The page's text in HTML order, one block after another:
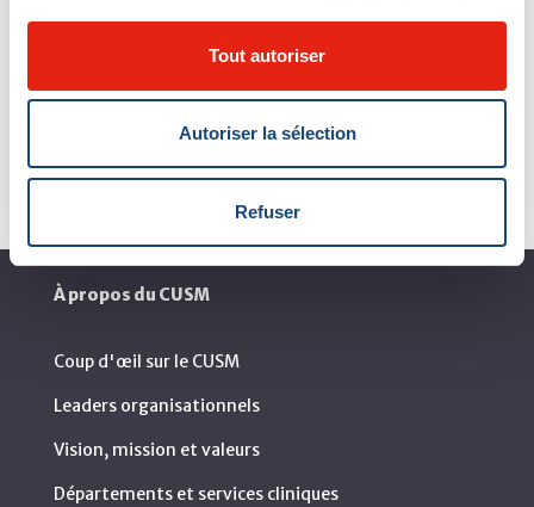
Tout autoriser
Autoriser la sélection
Refuser
Voir tous les événements
À propos du CUSM
Coup d'œil sur le CUSM
Leaders organisationnels
Vision, mission et valeurs
Départements et services cliniques